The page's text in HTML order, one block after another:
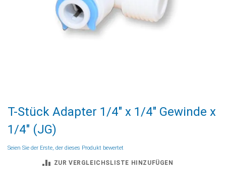
Anfang
der
Bildgalerie
springen
T-Stück Adapter 1/4" x 1/4" Gewinde x
1/4" (JG)
Seien Sie der Erste, der dieses Produkt bewertet
ZUR VERGLEICHSLISTE HINZUFÜGEN